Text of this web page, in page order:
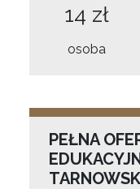
14 zł
osoba
PEŁNA